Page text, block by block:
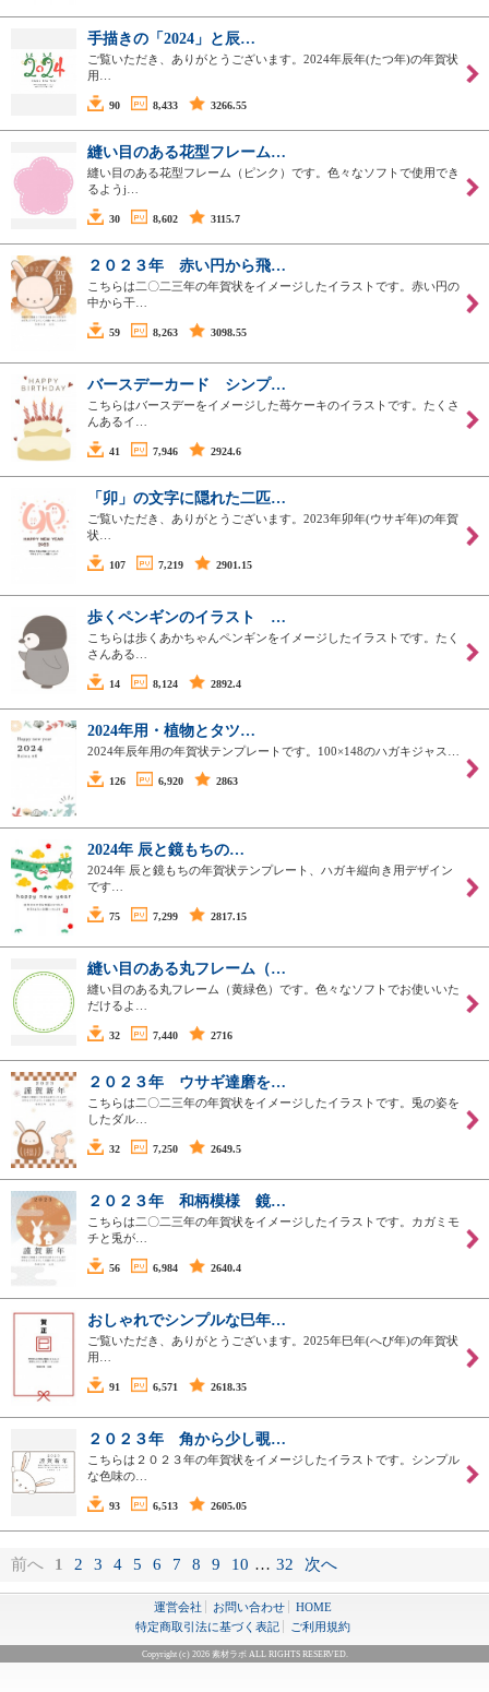
手描きの「2024」と辰…
ご覧いただき、ありがとうございます。2024年辰年(たつ年)の年賀状
用…
90 8,433 3266.55
縫い目のある花型フレーム…
縫い目のある花型フレーム（ピンク）です。色々なソフトで使用でき
るようj…
30 8,602 3115.7
２０２３年 赤い円から飛…
こちらは二〇二三年の年賀状をイメージしたイラストです。赤い円の
中から干…
59 8,263 3098.55
バースデーカード シンプ…
こちらはバースデーをイメージした苺ケーキのイラストです。たくさ
んあるイ…
41 7,946 2924.6
「卯」の文字に隠れた二匹…
ご覧いただき、ありがとうございます。2023年卯年(ウサギ年)の年賀
状…
107 7,219 2901.15
歩くペンギンのイラスト …
こちらは歩くあかちゃんペンギンをイメージしたイラストです。たく
さんある…
14 8,124 2892.4
2024年用・植物とタツ…
2024年辰年用の年賀状テンプレートです。100×148のハガキジャス…
126 6,920 2863
2024年 辰と鏡もちの…
2024年 辰と鏡もちの年賀状テンプレート、ハガキ縦向き用デザイン
です…
75 7,299 2817.15
縫い目のある丸フレーム（…
縫い目のある丸フレーム（黄緑色）です。色々なソフトでお使いいた
だけるよ…
32 7,440 2716
２０２３年 ウサギ達磨を…
こちらは二〇二三年の年賀状をイメージしたイラストです。兎の姿を
したダル…
32 7,250 2649.5
２０２３年 和柄模様 鏡…
こちらは二〇二三年の年賀状をイメージしたイラストです。カガミモ
チと兎が…
56 6,984 2640.4
おしゃれでシンプルな巳年…
ご覧いただき、ありがとうございます。2025年巳年(へび年)の年賀状
用…
91 6,571 2618.35
２０２３年 角から少し覗…
こちらは２０２３年の年賀状をイメージしたイラストです。シンプル
な色味の…
93 6,513 2605.05
前へ 1 2 3 4 5 6 7 8 9 10 … 32 次へ
運営会社 お問い合わせ
HOME
特定商取引法に基づく表記
ご利用規約
Copyright (c) 2026 素材ラボ ALL RIGHTS RESERVED.